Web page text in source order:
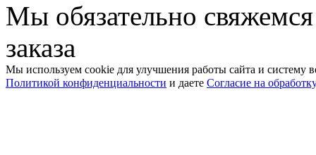
Мы обязательно
заказа
Мы используем cookie для улучшения работы сайта и систему
Политикой конфиденциальности и даете Согласие на